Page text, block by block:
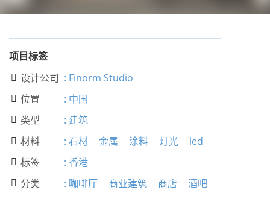
项目标签
 设计公司 : Finorm Studio
 位置 : 中国
 类型 : 建筑
 材料 : 石材 金属 涂料 灯光 led
 标签 : 香港
 分类 : 咖啡厅 商业建筑 商店 酒吧